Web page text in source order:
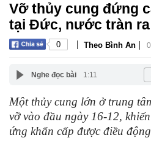
Vỡ thủy cung đứng
tại Đức, nước tràn
0 | Theo Bình An |
Nghe đọc bài 1:11
Một thủy cung lớn ở trung
vỡ vào đầu ngày 16-12,
ứng khẩn cấp được điều